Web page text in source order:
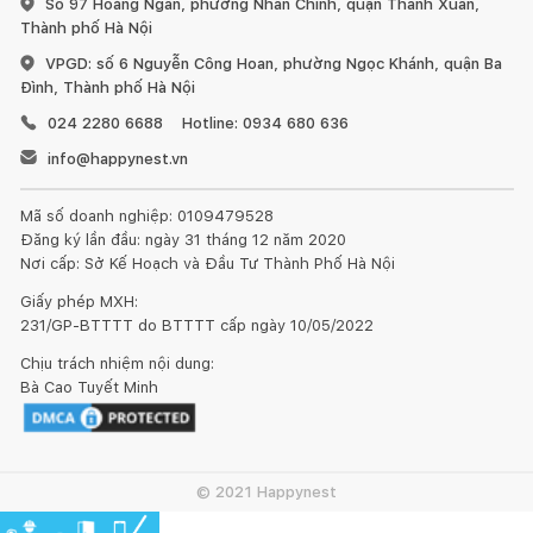
1. Đối với đồ gỗ ngoài trời:
Đồ gỗ đặt ở ngoài trời như ban công, trong vườn hay bên
cạnh bể bơi, nên chọn những vị trí không có ánh nắng trực
tiếp, tốt nhất là dưới bóng râm và mái hiên. Khi trời quá nắng
hoặc quá lạnh cần một lớp vải bọc lên trên để tránh cho gỗ bị
nứt và bề mặt gỗ bị lão hóa.
bảo quản gỗ chuyên dùng. Các loại dầu bảo quản này có các
khả năng thẩm thấu sâu vào các sợi gỗ, giúp tăng khả năng
Số 97 Hoàng Ngân, phường Nhân Chính, quận Thanh Xuân,
Thành phố Hà Nội
VPGD: số 6 Nguyễn Công Hoan, phường Ngọc Khánh, quận Ba
Đình, Thành phố Hà Nội
024 2280 6688
Hotline: 0934 680 636
info@happynest.vn
Mã số doanh nghiệp: 0109479528
Đăng ký lần đầu: ngày 31 tháng 12 năm 2020
Nơi cấp: Sở Kế Hoạch và Đầu Tư Thành Phố Hà Nội
Giấy phép MXH:
231/GP-BTTTT do BTTTT cấp ngày 10/05/2022
Chịu trách nhiệm nội dung:
Bà Cao Tuyết Minh
© 2021 Happynest